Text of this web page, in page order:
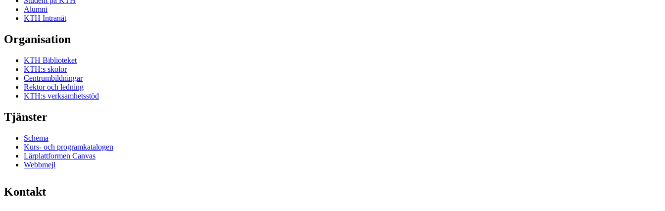
Alumni
KTH Intranät
Organisation
KTH Biblioteket
KTH:s skolor
Centrumbildningar
Rektor och ledning
KTH:s verksamhetsstöd
Tjänster
Schema
Kurs- och programkatalogen
Lärplattformen Canvas
Webbmejl
Kontakt